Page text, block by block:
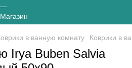
в ванную комнату Коврики в
Irya Buben Salvia